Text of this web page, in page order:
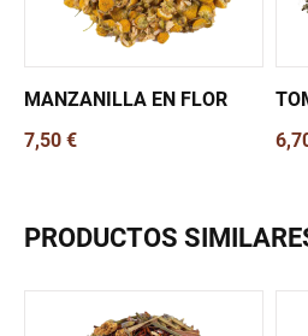
MANZANILLA EN FLOR
7,50 €
PRODUCTOS